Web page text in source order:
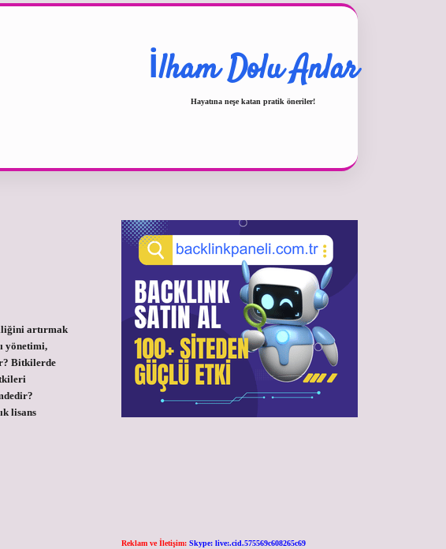
İlham Dolu Anlar
Hayatına neşe katan pratik öneriler!
artırmak
yönetimi,
Bitkilerde
lisans
Reklam ve İletişim: Skype: live:.cid.575569c608265c69